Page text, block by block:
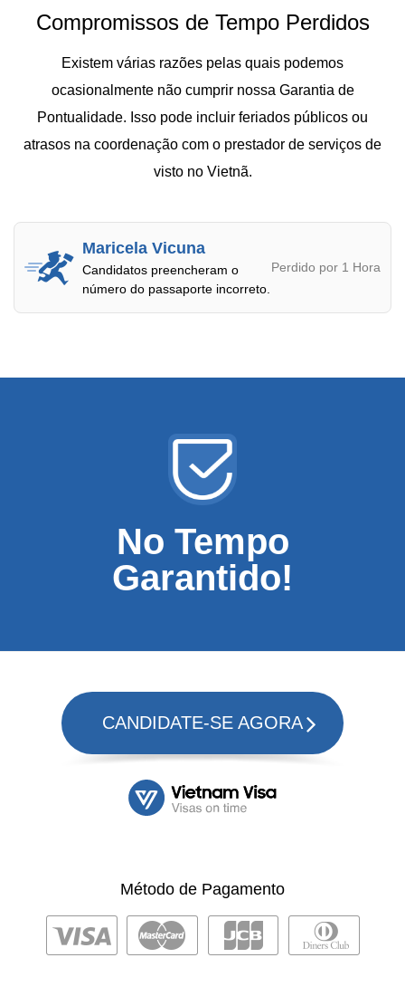
Compromissos de Tempo Perdidos
Existem várias razões pelas quais podemos
ocasionalmente não cumprir nossa Garantia de
Pontualidade. Isso pode incluir feriados públicos ou
atrasos na coordenação com o prestador de serviços de
visto no Vietnã.
Maricela Vicuna
Candidatos preencheram o
número do passaporte incorreto.
Perdido por 1 Hora
No Tempo
Garantido!
CANDIDATE-SE AGORA
Método de Pagamento